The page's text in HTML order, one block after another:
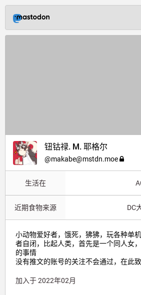
钮钴禄. M. 耶格尔
@makabe@mstdn.moe
生活在
近期食物来源 DC
小动物爱好者，饿死，狒狒，玩各种单
者自闭，比起人类，首先是一个同人女
的事情
没有推文的账号的关注不会通过，在此
加入于 2022年02月